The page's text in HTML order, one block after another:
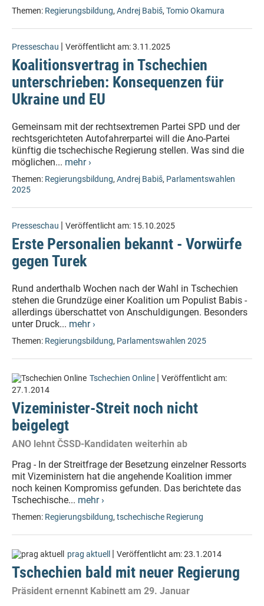
Themen: Regierungsbildung, Andrej Babiš, Tomio Okamura
Presseschau | Veröffentlicht am:3.11.2025
Koalitionsvertrag in Tschechien
unterschrieben: Konsequenzen für
Ukraine und EU
Gemeinsam mit der rechtsextremen Partei SPD und der
rechtsgerichteten Autofahrerpartei will die Ano-Partei
künftig die tschechische Regierung stellen. Was sind die
möglichen... mehr ›
Themen: Regierungsbildung, Andrej Babiš, Parlamentswahlen
2025
Presseschau | Veröffentlicht am: 15.10.2025
Erste Personalien bekannt - Vorwürfe
gegen Turek
Rund anderthalb Wochen nach der Wahl in Tschechien
stehen die Grundzüge einer Koalition um Populist Babis -
allerdings überschattet von Anschuldigungen. Besonders
unter Druck... mehr ›
Themen: Regierungsbildung, Parlamentswahlen 2025
Tschechien Online | Veröffentlicht am:
27.1.2014
Vizeminister-Streit noch nicht
beigelegt
ANO lehnt ČSSD-Kandidaten weiterhin ab
Prag - In der Streitfrage der Besetzung einzelner Ressorts
mit Vizeministern hat die angehende Koalition immer
noch keinen Kompromiss gefunden. Das berichtete das
Tschechische... mehr ›
Themen: Regierungsbildung, tschechische Regierung
prag aktuell | Veröffentlicht am:23.1.2014
Tschechien bald mit neuer Regierung
Präsident ernennt Kabinett am 29. Januar